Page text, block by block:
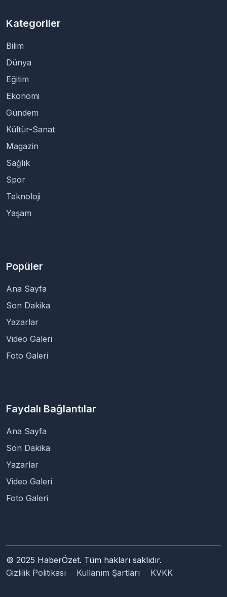
Kategoriler
Bilim
Dünya
Eğitim
Ekonomi
Gündem
Kültür-Sanat
Magazin
Sağlık
Spor
Teknoloji
Yaşam
Popüler
Ana Sayfa
Son Dakika
Yazarlar
Video Galeri
Foto Galeri
Faydalı Bağlantılar
Ana Sayfa
Son Dakika
Yazarlar
Video Galeri
Foto Galeri
© 2025 HaberÖzet. Tüm hakları saklıdır.
Gizlilik Politikası
Kullanım Şartları KVKK